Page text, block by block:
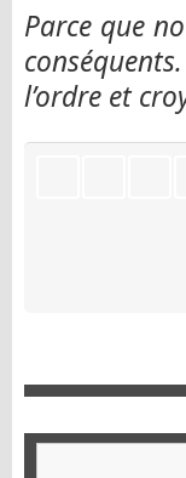
Parce que
l’ordre et